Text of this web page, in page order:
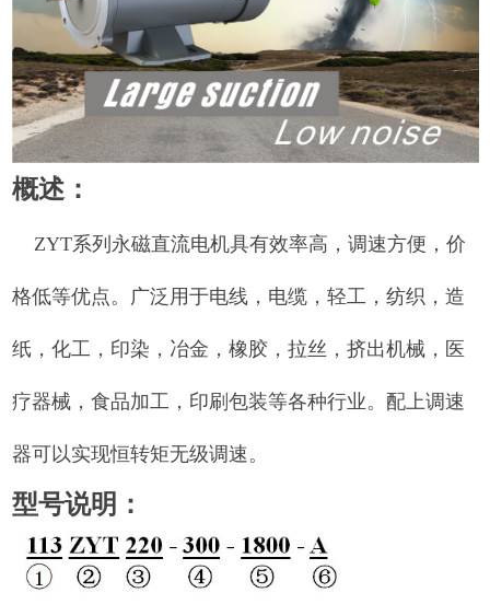
概述：
ZYT系列永磁直流电机具有效率高，调速方便，价
格低等优点。广泛用于电线，电缆，轻工，纺织，造
纸，化工，印染，冶金，橡胶，拉丝，挤出机械，医
疗器械，食品加工，印刷包装等各种行业。配上调速
器可以实现恒转矩无级调速。
型号说明：